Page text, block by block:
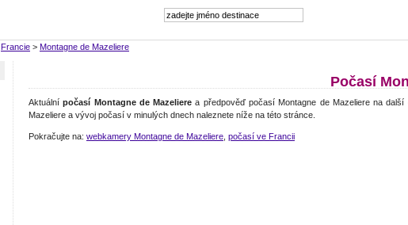
Francie > Montagne de Mazeliere
Počasí
Aktuálnípočasí Montagne de Mazeliere a předpověď počasí Montagne de Mazeliere na
Mazeliere a vývoj počasí v minulých dnech naleznete níže na této stránce.
Pokračujte na: webkamery Montagne de Mazeliere počasí ve Francii